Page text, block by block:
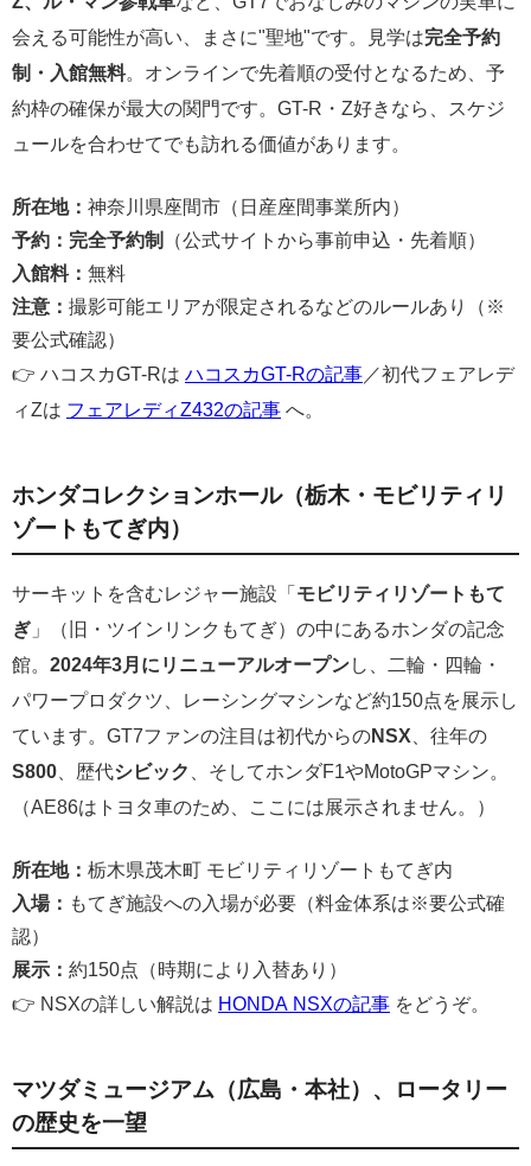
会える可能性が高い、まさに"聖地"です。見学は完全予約
制・入館無料。オンラインで先着順の受付となるため、予
約枠の確保が最大の関門です。GT-R・Z好きなら、スケジ
ュールを合わせてでも訪れる価値があります。
所在地： 神奈川県座間市（日産座間事業所内）
予約： 完全予約制
（公式サイトから事前申込・先着順）
入館料： 無料
注意： 撮影可能エリアが限定されるなどのルールあり（※
要公式確認）
👉 ハコスカGT-Rは ハコスカGT-Rの記事 ／初代フェアレデ
ィZは フェアレディZ432の記事 へ。
ホンダコレクションホール（栃木・モビリティリ
ゾートもてぎ内）
サーキットを含むレジャー施設「 モビリティリゾートもて
ぎ 」（旧・ツインリンクもてぎ）の中にあるホンダの記念
館。 2024年3月にリニューアルオープンし、二輪・四輪・
パワープロダクツ、レーシングマシンなど約150点を展示し
ています。GT7ファンの注目は初代からのNSX 、往年の
S800 、歴代シビック
、そしてホンダF1やMotoGPマシン。
（AE86はトヨタ車のため、ここには展示されません。）
所在地： 栃木県茂木町 モビリティリゾートもてぎ内
入場： もてぎ施設への入場が必要（料金体系は※要公式確
認）
展示： 約150点（時期により入替あり）
👉 NSXの詳しい解説は HONDA NSXの記事 をどうぞ。
マツダミュージアム（広島・本社）、ロータリー
の歴史を一望